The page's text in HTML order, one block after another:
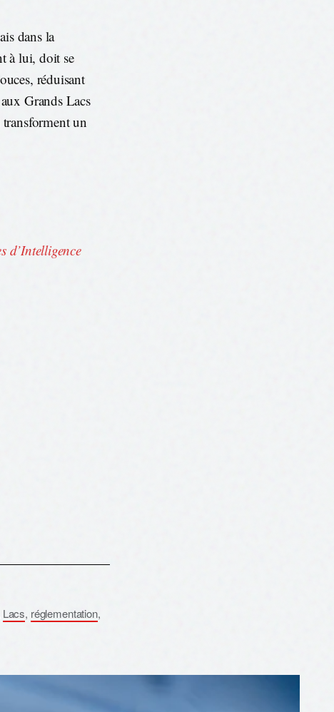
dans la
à lui, doit se
réduisant
Grands Lacs
un
d’Intelligence
Lacs, réglementation,